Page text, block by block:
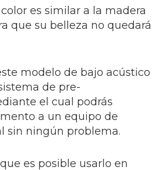
es similar a la madera
que su belleza no quedará
modelo de bajo acústico
de pre-
el cual podrás
a un equipo de
sin ningún problema.
es posible usarlo en